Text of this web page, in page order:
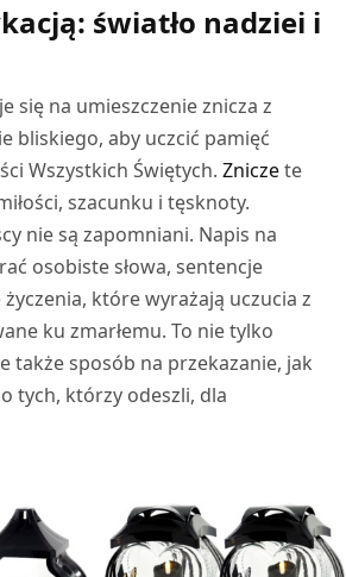
światło nadziei i
się na umieszczenie znicza z
bliskiego, aby uczcić pamięć
Wszystkich Świętych.Zniczete
szacunku i tęsknoty.
nie są zapomniani. Napis na
osobiste słowa, sentencje
które wyrażają uczucia z
ku zmarłemu. To nie tylko
także sposób na przekazanie, jak
tych, którzy odeszli, dla